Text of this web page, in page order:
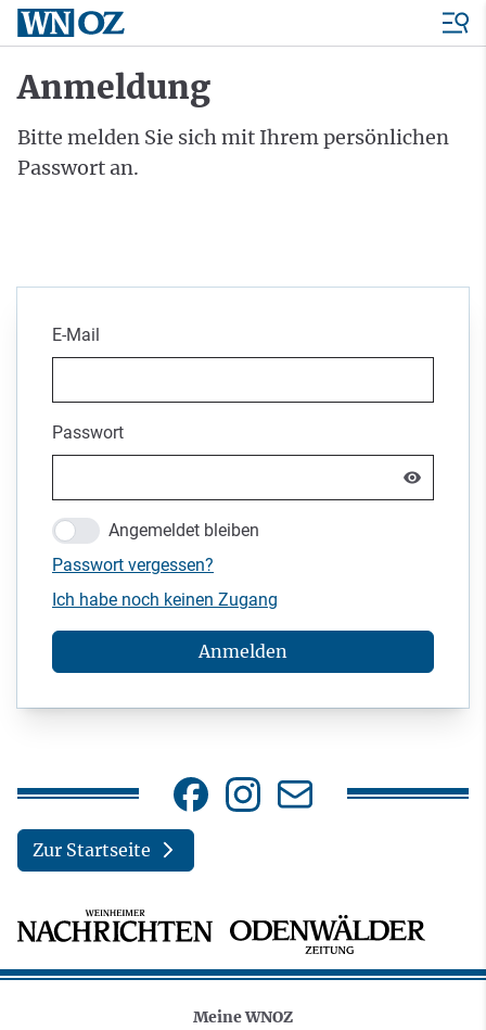
Anmeldung
Bitte melden Sie sich mit Ihrem persönlichen
Passwort an.
E-Mail
Passwort
Angemeldet bleiben
Passwort vergessen?
Ich habe noch keinen Zugang
Anmelden
Zur Startseite
Meine WNOZ